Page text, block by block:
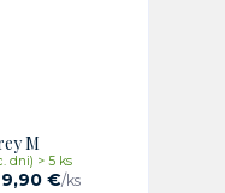
M
€/ks
dni) > 5 ks